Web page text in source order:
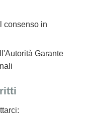
consenso in
Garante